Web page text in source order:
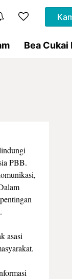
Bea Cukai
PBB.
asasi